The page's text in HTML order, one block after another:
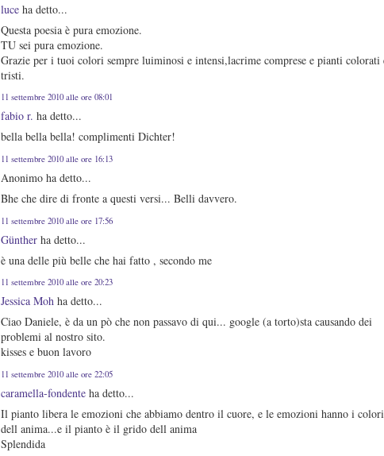
luce ha detto...
Questa poesia è pura emozione.
TU sei pura emozione.
Grazie per i tuoi colori sempre luiminosi e intensi,lacrime comprese e pianti colorati
tristi.
11 settembre 2010 alle ore 08:01
fabio r. ha detto...
bella bella bella! complimenti Dichter!
11 settembre 2010 alle ore 16:13
Anonimo ha detto...
Bhe che dire di fronte a questi versi... Belli davvero.
11 settembre 2010 alle ore 17:56
Günther ha detto...
è una delle più belle che hai fatto , secondo me
11 settembre 2010 alle ore 20:23
Jessica Moh ha detto...
Ciao Daniele, è da un pò che non passavo di qui... google (a torto)sta causando dei
problemi al nostro sito.
kisses e buon lavoro
11 settembre 2010 alle ore 22:05
caramella-fondente ha detto...
Il pianto libera le emozioni che abbiamo dentro il cuore, e le emozioni hanno i colori
dell anima...e il pianto è il grido dell anima
Splendida